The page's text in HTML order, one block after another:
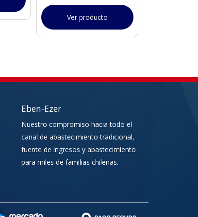
Ver producto
Eben-Ezer
Nuestro compromiso hacia todo el
canal de abastecimiento tradicional,
fuente de ingresos y abastecimiento
para miles de familias chilenas.